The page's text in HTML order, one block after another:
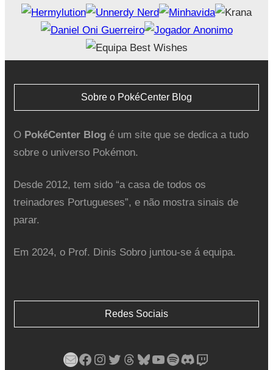
Sobre o PokéCenter Blog
O PokéCenter Blogé um site que se dedica a tudo
sobre o universo Pokémon.
Desde 2012, tem sido “a casa de todos os
treinadores Portugueses”, e não mostra sinais de
parar.
Em 2024, o Prof. Dinis Sobro juntou-se á equipa.
Redes Sociais
Mail Facebook Instagram Twitter Threads Bluesky YouTube Spotify Discord Twitch